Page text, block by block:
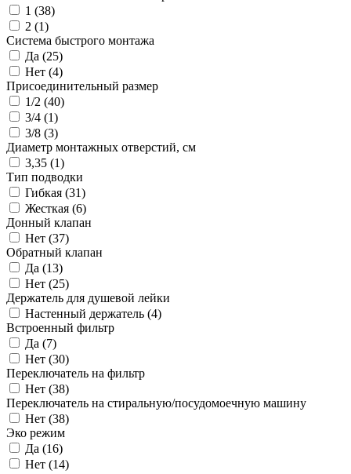
1 (38)
2 (1)
Система быстрого монтажа
Да (25)
Нет (4)
Присоединительный размер
1/2 (40)
3/4 (1)
3/8 (3)
Диаметр монтажных отверстий, см
3,35 (1)
Тип подводки
Гибкая (31)
Жесткая (6)
Донный клапан
Нет (37)
Обратный клапан
Да (13)
Нет (25)
Держатель для душевой лейки
Настенный держатель (4)
Встроенный фильтр
Да (7)
Нет (30)
Переключатель на фильтр
Нет (38)
Переключатель на стиральную/посудомоечную машину
Нет (38)
Эко режим
Да (16)
Нет (14)